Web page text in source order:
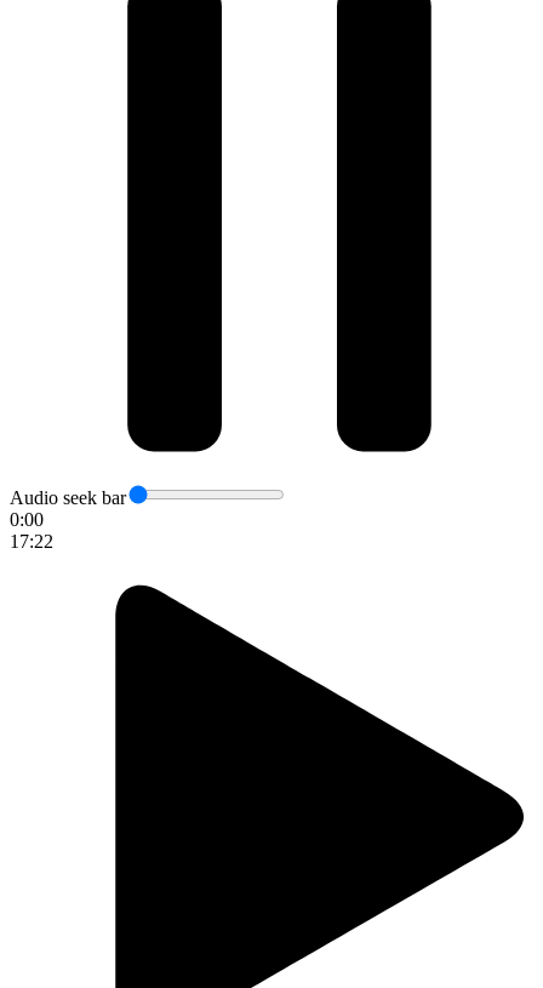
Audio seek bar
0:00
17:22